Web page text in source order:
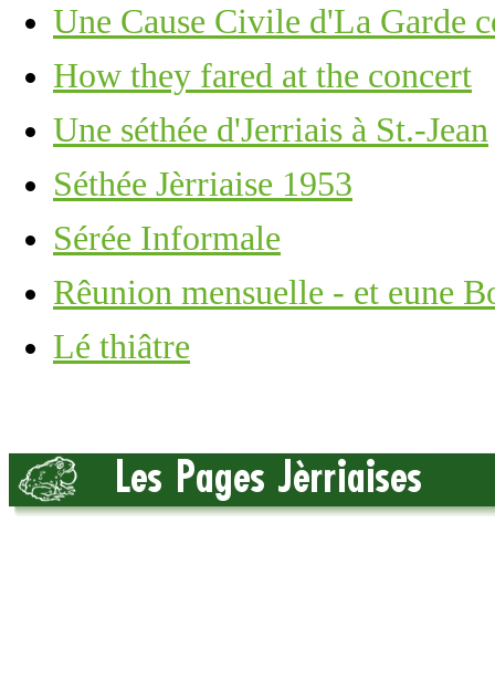
Une Cause Civile d'La Garde
How they fared at the concert
Une séthée d'Jerriais à St.-Jean
Séthée Jèrriaise 1953
Sérée Informale
Rêunion mensuelle - et eune
Lé thiâtre